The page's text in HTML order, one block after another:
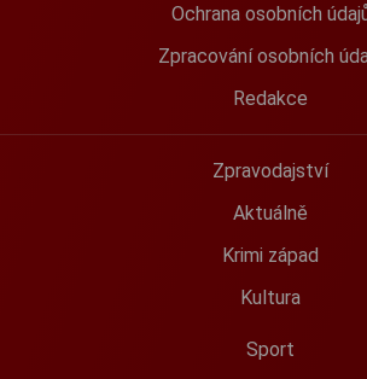
Ochrana osobních
Zpracování osobních
Redakce
Zpravodajství
Aktuálně
Krimi západ
Kultura
Sport